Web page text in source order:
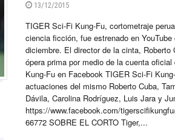
13/12/2015
TIGER Sci-Fi Kung-Fu, cortometraje
ciencia ficción, fue estrenado en
diciembre. El director de la cinta, Roberto
ópera prima por medio de la cuenta
Kung-Fu en Facebook TIGER Sci-Fi
actuaciones del mismo Roberto Cuba,
Dávila, Carolina Rodríguez, Luis Jara y
https://www.facebook.com/
66772 SOBRE EL CORTO Tiger,...